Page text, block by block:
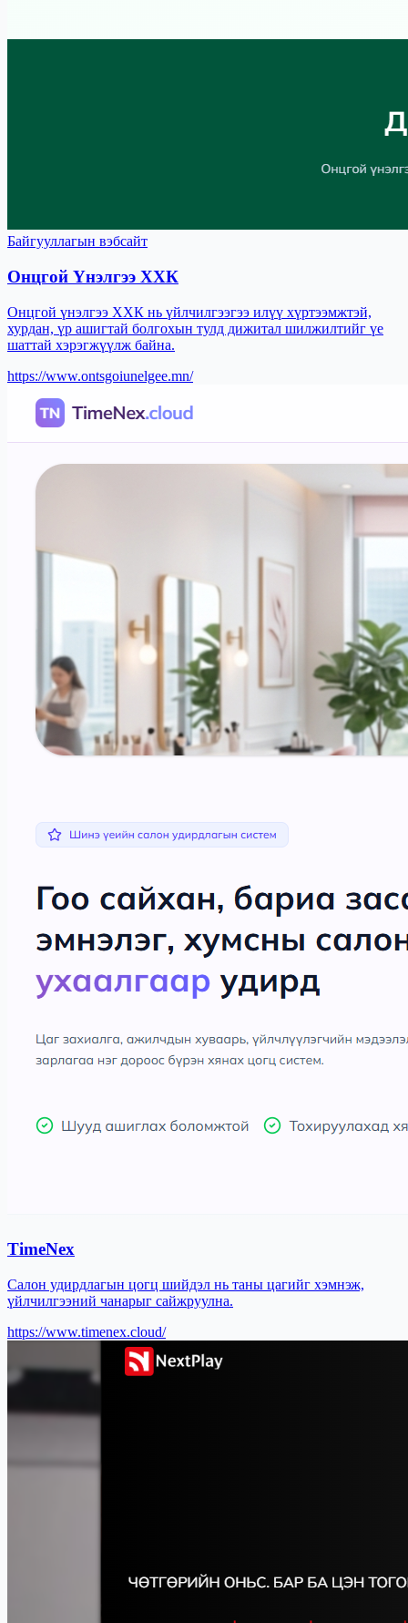
Байгууллагын вэбсайт
Онцгой Үнэлгээ ХХК
Онцгой үнэлгээ ХХК нь үйлчилгээгээ илүү хүртээмжтэй,
хурдан, үр ашигтай болгохын тулд дижитал шилжилтийг үе
шаттай хэрэгжүүлж байна.
https://www.ontsgoiunelgee.mn/
TimeNex
Салон удирдлагын цогц шийдэл нь таны цагийг хэмнэж,
үйлчилгээний чанарыг сайжруулна.
https://www.timenex.cloud/